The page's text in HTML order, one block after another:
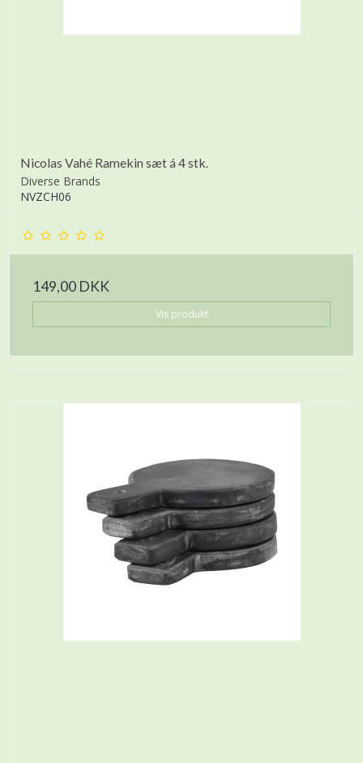
Nicolas Vahé Ramekin sæt á 4 stk.
Diverse Brands
NVZCH06
149,00 DKK
Vis produkt